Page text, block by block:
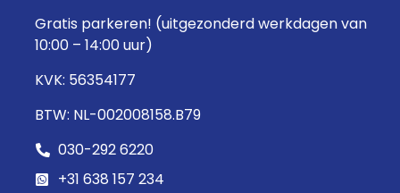
Gratis parkeren! (uitgezonderd werkdagen van
10:00 – 14:00 uur)
KVK: 56354177
BTW: NL-002008158.B79
030-292 6220
+31 638 157 234